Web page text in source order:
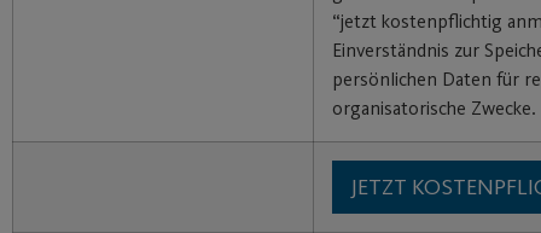
“jetzt kostenpflichtig
Einverständnis zur
persönlichen Daten für
organisatorische Zwecke.